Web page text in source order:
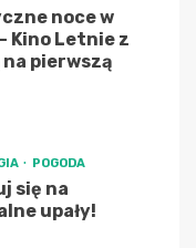
noce w
Kino Letnie z
na pierwszą
POGODA
się na
upały!